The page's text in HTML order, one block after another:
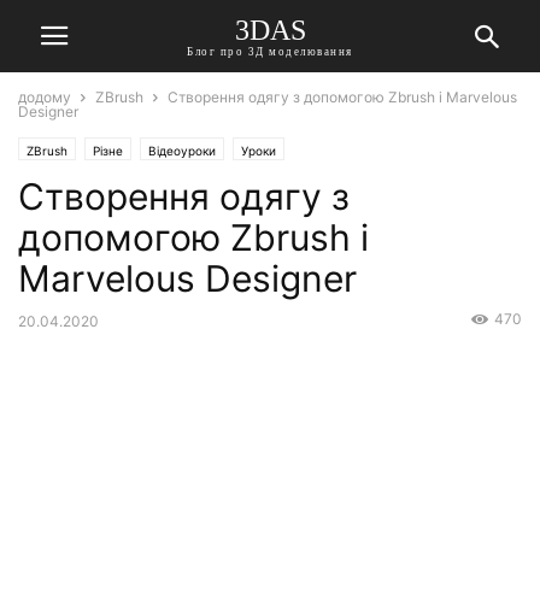
3DAS
Блог про 3Д моделювання
додому ZBrush
Створення одягу з допомогою Zbrush і Marvelous
Designer
ZBrush Різне Відеоуроки Уроки
Створення одягу з
допомогою Zbrush і
Marvelous Designer
20.04.2020 470